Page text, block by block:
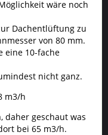
die auch
werden können...
600W dimmbar
für Vegi und Blüte
u.a. für die
wäre noch
Dachentlüftung zu
von 80 mm.
eine 10-fache
nicht ganz.
m3/h
daher geschaut was
bei 65 m3/h.